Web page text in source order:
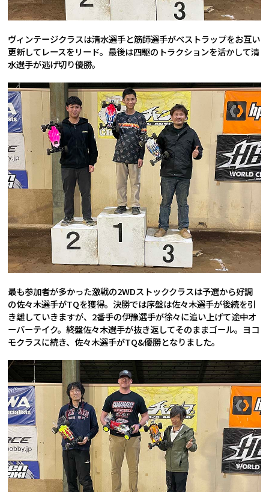
ヴィンテージクラスは清水選手と筋師選手がベストラップをお互い
更新してレースをリード。最後は四駆のトラクションを活かして清
水選手が逃げ切り優勝。
最も参加者が多かった激戦の2WDストッククラスは予選から好調
の佐々木選手がTQを獲得。決勝では序盤は佐々木選手が後続を引
き離していきますが、2番手の伊豫選手が徐々に追い上げて途中オ
ーバーテイク。終盤佐々木選手が抜き返してそのままゴール。ヨコ
モクラスに続き、佐々木選手がTQ&優勝となりました。